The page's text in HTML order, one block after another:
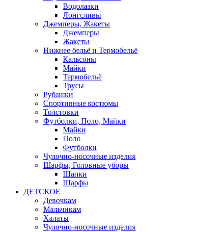
Водолазки
Лонгсливы
Джемперы, Жакеты
Джемперы
Жакеты
Нижнее бельё и Термобельё
Кальсоны
Майки
Термобельё
Трусы
Рубашки
Спортивные костюмы
Толстовки
Футболки, Поло, Майки
Майки
Поло
Футболки
Чулочно-носочные изделия
Шарфы, Головные уборы
Шапки
Шарфы
ДЕТСКОЕ
Девочкам
Мальчикам
Халаты
Чулочно-носочные изделия